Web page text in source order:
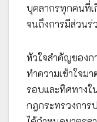
บุคลากรทุกคนที่เ
จนถึงการมีส่วนร่
หัวใจสำคัญของก
ทำความเข้าใจม
รอบและทิศทางใ
กฎกระทรวงกา